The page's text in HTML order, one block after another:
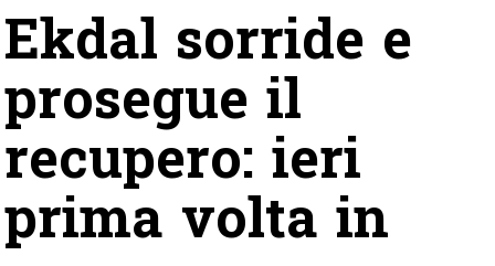
Ekdal sorride e
prosegue il
recupero: ieri
prima volta in